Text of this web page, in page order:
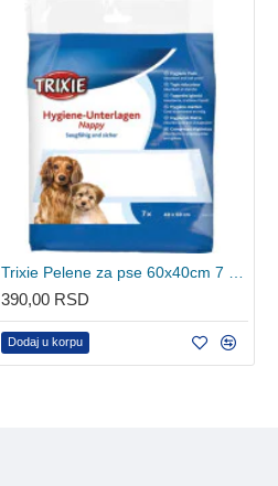
390,00 RSD
Dodaj u korpu